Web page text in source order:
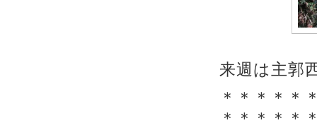
来週は主郭
＊＊＊＊＊
＊＊＊＊＊